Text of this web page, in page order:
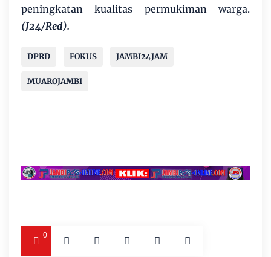
peningkatan kualitas permukiman warga.
(J24/Red).
DPRD FOKUS JAMBI24JAM
MUAROJAMBI
0